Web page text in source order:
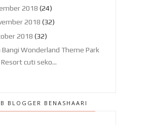
2018 (24)
2018 (32)
2018 (32)
Bangi Wonderland Theme Park
Resort cuti seko...
untuk anak anak! Rupanya
BLOGGER BENASHAARI